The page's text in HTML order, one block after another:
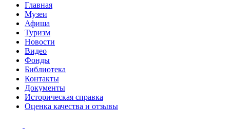
Главная
Музеи
Афиша
Туризм
Новости
Видео
Фонды
Библиотека
Контакты
Документы
Историческая справка
Оценка качества и отзывы